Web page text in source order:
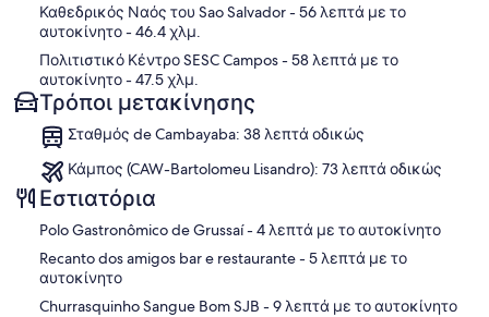
Καθεδρικός Ναός του Sao Salvador- 56 λεπτά με το
αυτοκίνητο- 46.4 χλμ.
Πολιτιστικό Κέντρο SESC Campos- 58 λεπτά με το
αυτοκίνητο- 47.5 χλμ.
Τρόποι μετακίνησης
Σταθμός de Cambayaba: 38 λεπτά οδικώς
Κάμπος (CAW-Bartolomeu Lisandro): 73 λεπτά οδικώς
Εστιατόρια
‪Polo Gastronômico de Grussaí - ‬4 λεπτά με το αυτοκίνητο
‪Recanto dos amigos bar e restaurante - ‬5 λεπτά με το
αυτοκίνητο
‪Churrasquinho Sangue Bom SJB - ‬9 λεπτά με το αυτοκίνητο